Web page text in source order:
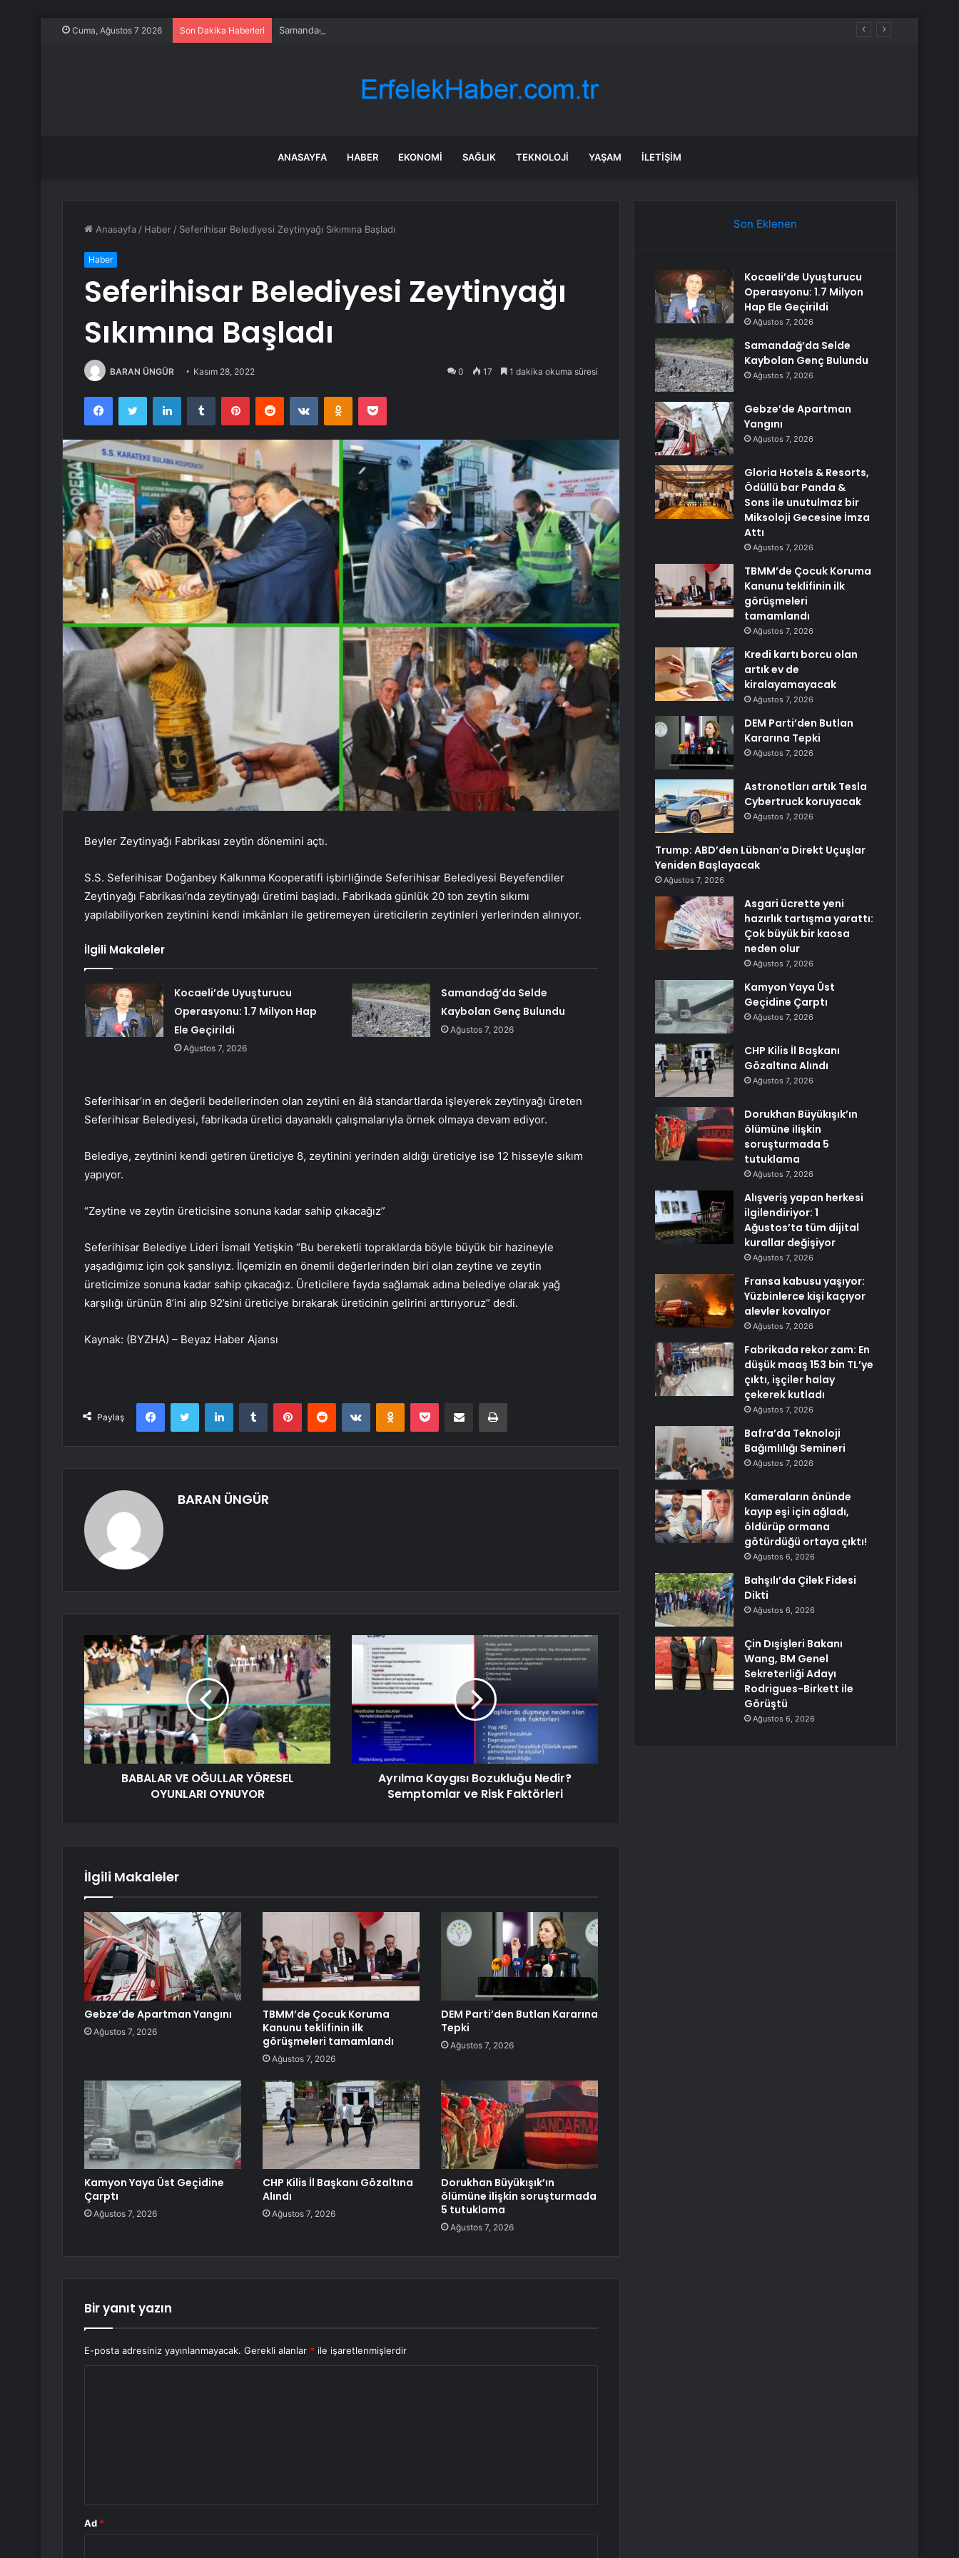
Cuma, Ağustos 7 2026 Son Dakika Haberleri Samandağ’da Selde Kaybolan Genç Bulundu
ANASAYFA HABER EKONOMI SAĞLIK TEKNOLOJI YAŞAM İLETIŞIM
Anasayfa / Haber / Seferihisar Belediyesi Zeytinyağı Sıkımına Başladı
Haber
Seferihisar Belediyesi Zeytinyağı
Sıkımına Başladı
BARAN ÜNGÜR Kasım 28, 2022 0 17 1 dakika okuma süresi
FacebookTwitter LinkedInTumblr PinterestReddit VKontakteOdnoklassniki
Pocket
Beyler Zeytinyağı Fabrikası zeytin dönemini açtı.
S.S. Seferihisar Doğanbey Kalkınma Kooperatifi işbirliğinde Seferihisar Belediyesi Beyefendiler
Zeytinyağı Fabrikası’nda zeytinyağı üretimi başladı. Fabrikada günlük 20 ton zeytin sıkımı
yapılabiliyorken zeytinini kendi imkânları ile getiremeyen üreticilerin zeytinleri yerlerinden alınıyor.
İlgili Makaleler
Kocaeli’de Uyuşturucu
Operasyonu: 1.7 Milyon Hap
Ele Geçirildi
Ağustos 7, 2026
Samandağ’da Selde
Kaybolan Genç Bulundu
Ağustos 7, 2026
Seferihisar’ın en değerli bedellerinden olan zeytini en âlâ standartlarda işleyerek zeytinyağı üreten
Seferihisar Belediyesi, fabrikada üretici dayanaklı çalışmalarıyla örnek olmaya devam ediyor.
Belediye, zeytinini kendi getiren üreticiye 8, zeytinini yerinden aldığı üreticiye ise 12 hisseyle sıkım
yapıyor.
“Zeytine ve zeytin üreticisine sonuna kadar sahip çıkacağız”
Seferihisar Belediye Lideri İsmail Yetişkin “Bu bereketli topraklarda böyle büyük bir hazineyle
yaşadığımız için çok şanslıyız. İlçemizin en önemli değerlerinden biri olan zeytine ve zeytin
üreticimize sonuna kadar sahip çıkacağız. Üreticilere fayda sağlamak adına belediye olarak yağ
karşılığı ürünün 8’ini alıp 92’sini üreticiye bırakarak üreticinin gelirini arttırıyoruz” dedi.
Kaynak: (BYZHA) – Beyaz Haber Ajansı
Paylaş
FacebookTwitter LinkedInTumblr PinterestReddit VKontakteOdnoklassniki
Pocket E-Posta ile paylaş Yazdır
BARAN ÜNGÜR
BABALAR VE OĞULLAR YÖRESEL
OYUNLARI OYNUYOR
Ayrılma Kaygısı Bozukluğu Nedir?
Semptomlar ve Risk Faktörleri
İlgili Makaleler
Gebze’de Apartman Yangını
Ağustos 7, 2026
TBMM’de Çocuk Koruma
Kanunu teklifinin ilk
görüşmeleri tamamlandı
Ağustos 7, 2026
DEM Parti’den Butlan Kararına
Tepki
Ağustos 7, 2026
Kamyon Yaya Üst Geçidine
Çarptı
Ağustos 7, 2026
CHP Kilis İl Başkanı Gözaltına
Alındı
Ağustos 7, 2026
Dorukhan Büyükışık’ın
ölümüne ilişkin soruşturmada
5 tutuklama
Ağustos 7, 2026
Bir yanıt yazın
E-posta adresiniz yayınlanmayacak. Gerekli alanlar * ile işaretlenmişlerdir
Ad *
Son Eklenen
Kocaeli’de Uyuşturucu
Operasyonu: 1.7 Milyon
Hap Ele Geçirildi
Ağustos 7, 2026
Samandağ’da Selde
Kaybolan Genç Bulundu
Ağustos 7, 2026
Gebze’de Apartman
Yangını
Ağustos 7, 2026
Gloria Hotels & Resorts,
Ödüllü bar Panda &
Sons ile unutulmaz bir
Miksoloji Gecesine İmza
Attı
Ağustos 7, 2026
TBMM’de Çocuk Koruma
Kanunu teklifinin ilk
görüşmeleri
tamamlandı
Ağustos 7, 2026
Kredi kartı borcu olan
artık ev de
kiralayamayacak
Ağustos 7, 2026
DEM Parti’den Butlan
Kararına Tepki
Ağustos 7, 2026
Astronotları artık Tesla
Cybertruck koruyacak
Ağustos 7, 2026
Trump: ABD’den Lübnan’a Direkt Uçuşlar
Yeniden Başlayacak
Ağustos 7, 2026
Asgari ücrette yeni
hazırlık tartışma yarattı:
Çok büyük bir kaosa
neden olur
Ağustos 7, 2026
Kamyon Yaya Üst
Geçidine Çarptı
Ağustos 7, 2026
CHP Kilis İl Başkanı
Gözaltına Alındı
Ağustos 7, 2026
Dorukhan Büyükışık’ın
ölümüne ilişkin
soruşturmada 5
tutuklama
Ağustos 7, 2026
Alışveriş yapan herkesi
ilgilendiriyor: 1
Ağustos’ta tüm dijital
kurallar değişiyor
Ağustos 7, 2026
Fransa kabusu yaşıyor:
Yüzbinlerce kişi kaçıyor
alevler kovalıyor
Ağustos 7, 2026
Fabrikada rekor zam: En
düşük maaş 153 bin TL’ye
çıktı, işçiler halay
çekerek kutladı
Ağustos 7, 2026
Bafra’da Teknoloji
Bağımlılığı Semineri
Ağustos 7, 2026
Kameraların önünde
kayıp eşi için ağladı,
öldürüp ormana
götürdüğü ortaya çıktı!
Ağustos 6, 2026
Bahşılı’da Çilek Fidesi
Dikti
Ağustos 6, 2026
Çin Dışişleri Bakanı
Wang, BM Genel
Sekreterliği Adayı
Rodrigues-Birkett ile
Görüştü
Ağustos 6, 2026